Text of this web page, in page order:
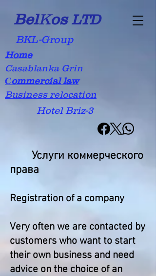
BelKos LTD
BKL-Group
Hotel Briz-3
Casablanka Grin
Business relocation
Home
Сommercial law
Услуги коммерческого
права
Registration of a company
Very often we are contacted by
customers who want to start
their own business and need
advice on the choice of an